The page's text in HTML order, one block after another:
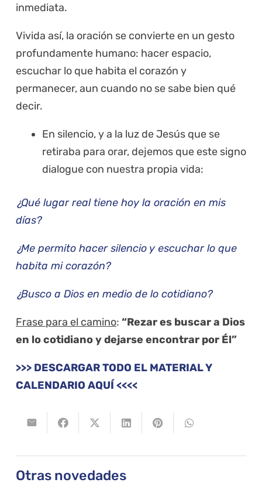
inmediata.
Vivida así, la oración se convierte en un gesto
profundamente humano: hacer espacio,
escuchar lo que habita el corazón y
permanecer, aun cuando no se sabe bien qué
decir.
En silencio, y a la luz de Jesús que se
retiraba para orar, dejemos que este signo
dialogue con nuestra propia vida:
¿Qué lugar real tiene hoy la oración en mis
días?
¿Me permito hacer silencio y escuchar lo que
habita mi corazón?
¿Busco a Dios en medio de lo cotidiano?
Frase para el camino: “Rezar es buscar a Dios
en lo cotidiano y dejarse encontrar por Él”
>>> DESCARGAR TODO EL MATERIAL Y
CALENDARIO AQUÍ <<<<
Otras novedades